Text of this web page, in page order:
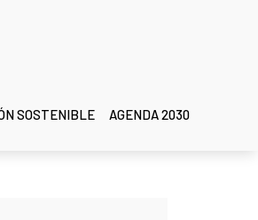
SOSTENIBLE AGENDA 2030